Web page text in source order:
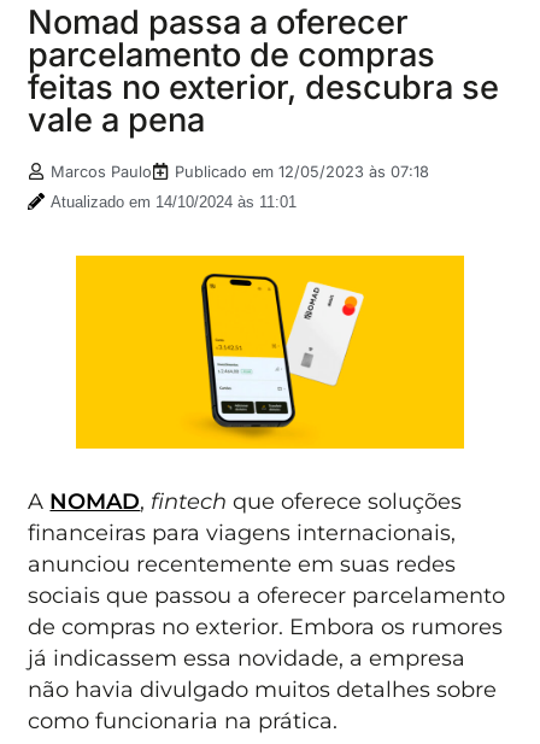
Nomad passa a oferecer
parcelamento de compras
feitas no exterior, descubra se
vale a pena
Marcos Paulo Publicado em12/05/2023 às 07:18
Atualizado em 14/10/2024 às 11:01
A NOMAD, fintechque oferece soluções
financeiras para viagens internacionais,
anunciou recentemente em suas redes
sociais que passou a oferecer parcelamento
de compras no exterior. Embora os rumores
já indicassem essa novidade, a empresa
não havia divulgado muitos detalhes sobre
como funcionaria na prática.